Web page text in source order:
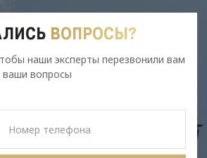
ВОПРОСЫ?
наши эксперты перезвонили вам
ваши вопросы